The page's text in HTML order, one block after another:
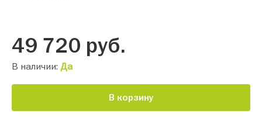
49 720 руб.
В наличии: Да
В корзину